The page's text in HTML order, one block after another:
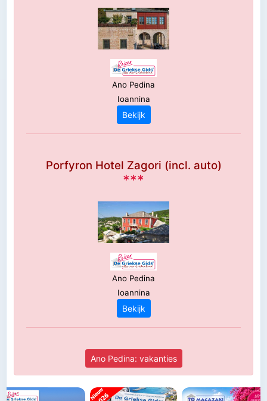
Ano Pedina
Ioannina
Bekijk
Porfyron Hotel Zagori (incl. auto)
***
Ano Pedina
Ioannina
Bekijk
Ano Pedina: vakanties